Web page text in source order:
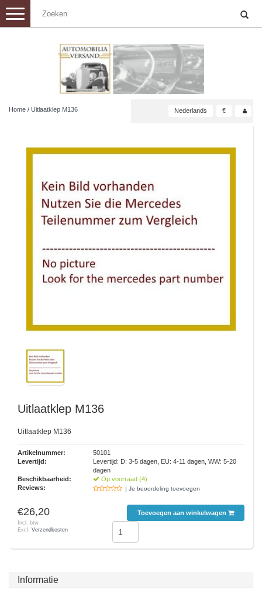
Toggle
navigation
Home / Uitlaatklep M136 Nederlands €
Uitlaatklep M136
Uitlaatklep M136
Artikelnummer:
50101
Levertijd:
Levertijd: D: 3-5 dagen, EU: 4-11 dagen, WW: 5-20
dagen
Beschikbaarheid:
Op voorraad (4)
Reviews:
| Je beoordeling toevoegen
€26,20
Incl. btw
Excl. Verzendkosten
Toevoegen aan winkelwagen
Informatie